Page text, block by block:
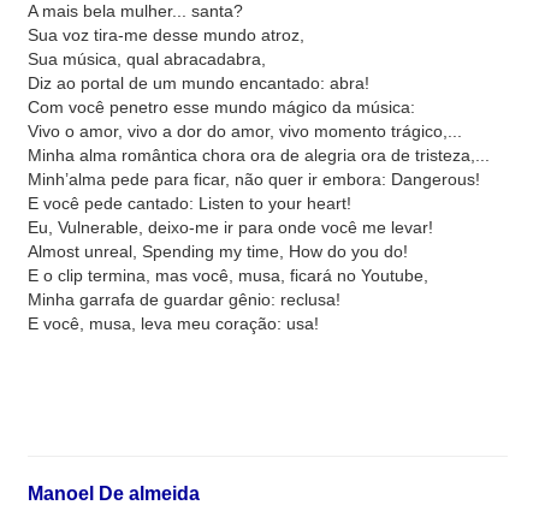
A mais bela mulher... santa?
Sua voz tira-me desse mundo atroz,
Sua música, qual abracadabra,
Diz ao portal de um mundo encantado: abra!
Com você penetro esse mundo mágico da música:
Vivo o amor, vivo a dor do amor, vivo momento trágico,...
Minha alma romântica chora ora de alegria ora de tristeza,...
Minh’alma pede para ficar, não quer ir embora: Dangerous!
E você pede cantado: Listen to your heart!
Eu, Vulnerable, deixo-me ir para onde você me levar!
Almost unreal, Spending my time, How do you do!
E o clip termina, mas você, musa, ficará no Youtube,
Minha garrafa de guardar gênio: reclusa!
E você, musa, leva meu coração: usa!
Manoel De almeida